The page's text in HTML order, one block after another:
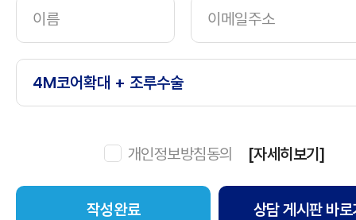
개인정보방침동의 [자세히보기]
상담 게시판 바